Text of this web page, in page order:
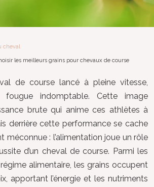
cheval
les meilleurs grains pour chevaux de course
de course lancé à pleine vitesse,
fougue indomptable. Cette image
brute qui anime ces athlètes à
derrière cette performance se cache
méconnue : l’alimentation joue un rôle
d’un cheval de course. Parmi les
alimentaire, les grains occupent
apportant l’énergie et les nutriments